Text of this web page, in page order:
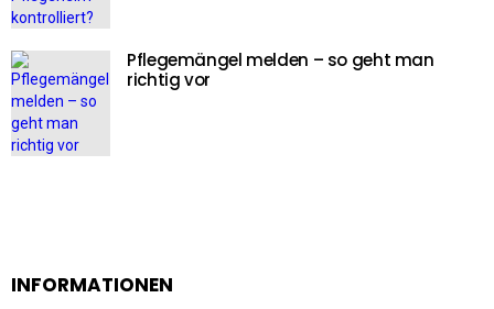
Pflegemängel melden – so geht man
richtig vor
INFORMATIONEN